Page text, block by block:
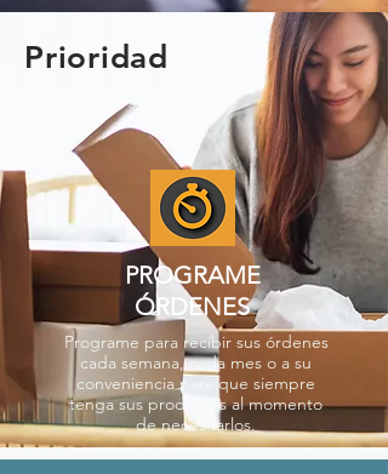
Prioridad
PROGRAME
ÓRDENES
Programe para recibir sus órdenes
cada semana, cada mes o a su
conveniencia para que siempre
tenga sus productos al momento
de necesitarlos.